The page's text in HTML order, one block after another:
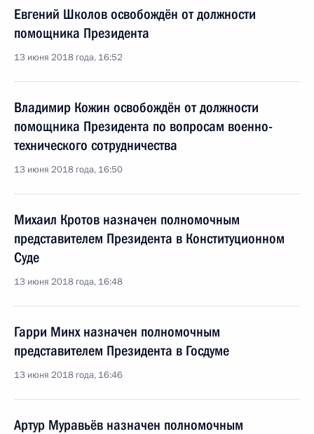
Евгений Школов освобождён от должности
помощника Президента
13 июня 2018 года, 16:52
Владимир Кожин освобождён от должности
помощника Президента по вопросам военно-
технического сотрудничества
13 июня 2018 года, 16:50
Михаил Кротов назначен полномочным
представителем Президента в Конституционном
Суде
13 июня 2018 года, 16:48
Гарри Минх назначен полномочным
представителем Президента в Госдуме
13 июня 2018 года, 16:46
Артур Муравьёв назначен полномочным